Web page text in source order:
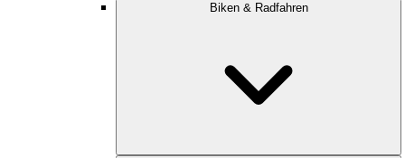
Biken & Radfahren